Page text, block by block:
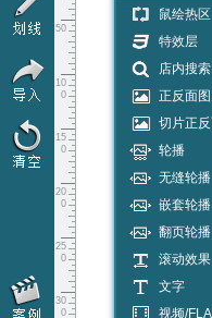
鼠绘热区
特效层
店内搜索
正反面
切片正
轮播
无缝轮播
嵌套轮播
翻页轮播
滚动效果
文字
视频/
介绍新增的各种功能，以及如何使用
一群已满，偶尔有几个空位。欢迎来
50
10
0
15
0
20
0
25
0
30
0